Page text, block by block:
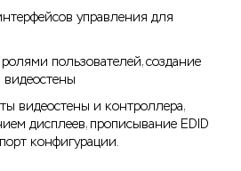
управления для
пользователей, создание
видеостены
видеостены и контроллера,
дисплеев, прописывание EDID
конфигурации.